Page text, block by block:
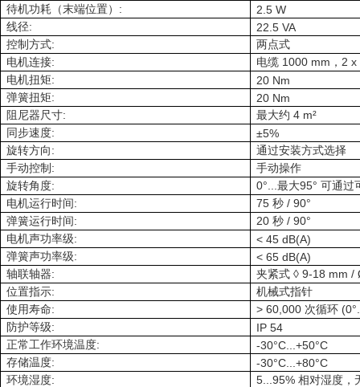
待机功耗（末端位置） : 2.5 W
线径: 22.5 VA
控制方式:
两点式
电机连接: 电缆 1000 mm ， 2 x
电机扭矩: 20 Nm
弹簧扭矩: 20 Nm
阻尼器尺寸: 最大约 4 m²
同步速度: ±5%
旋转方向 :
通过安装方式选择
手动控制 :
手动操作
旋转角度: 0°... 最大95° 可通过
电机运行时间 : 75 秒 / 90°
弹簧运行时间 : 20 秒 / 90°
电机声功率级: < 45 dB(A)
弹簧声功率级: < 65 dB(A)
轴联轴器: 夹紧式 ◊ 9-18 mm /
位置指示:
机械式指针
使用寿命: > 60,000 次循环
防护等级: IP 54
正常工作环境温度: -30°C...+50°C
存储温度: -30°C...+80°C
环境湿度: 5...95% 相对湿度，